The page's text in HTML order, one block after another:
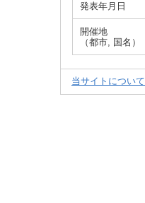
発表年月日
開催地
（都市, 国名）
当サイトについて